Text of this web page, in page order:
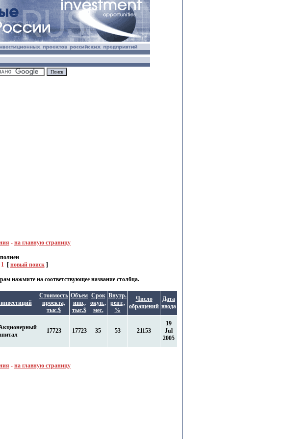
- на главную страницу
1 [ новый поиск]
нажмите на соответствующее название столбца.
Стоимость
проекта,
тыс.$
Объем
инв.,
тыс.$
Срок
окуп.,
мес.
Внутр.
рент.,
%
Число
обращений
Дата
ввода
17723 17723 35 53 21153
19
Jul
2005
- на главную страницу